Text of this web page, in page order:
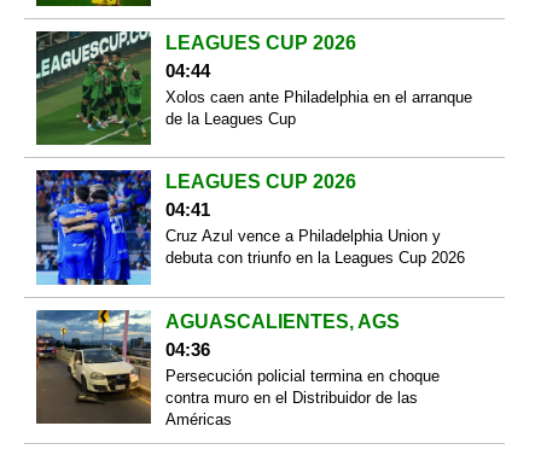
LEAGUES CUP 2026
04:44
Xolos caen ante Philadelphia en el arranque
de la Leagues Cup
LEAGUES CUP 2026
04:41
Cruz Azul vence a Philadelphia Union y
debuta con triunfo en la Leagues Cup 2026
AGUASCALIENTES, AGS
04:36
Persecución policial termina en choque
contra muro en el Distribuidor de las
Américas